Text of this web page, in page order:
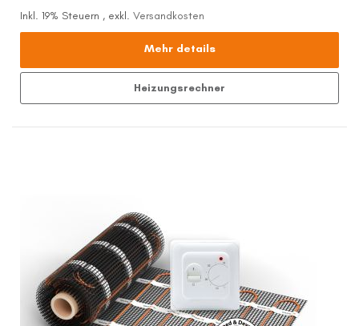
Inkl. 19% Steuern , exkl. Versandkosten
Mehr details
Heizungsrechner